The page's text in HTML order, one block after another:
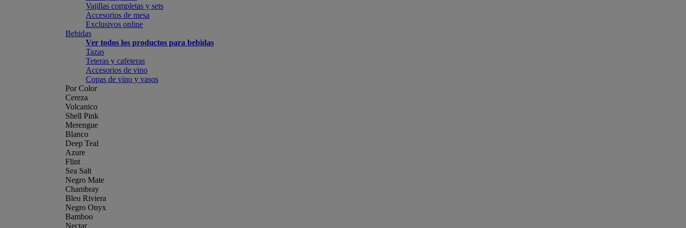
Vajillas completas y sets
Accesorios de mesa
Exclusivos online
Bebidas
Ver todos los productos para bebidas
Tazas
Teteras y cafeteras
Accesorios de vino
Copas de vino y vasos
Por Color
Cereza
Volcanico
Shell Pink
Merengue
Blanco
Deep Teal
Azure
Flint
Sea Salt
Negro Mate
Chambray
Bleu Riviera
Negro Onyx
Bamboo
Nectar